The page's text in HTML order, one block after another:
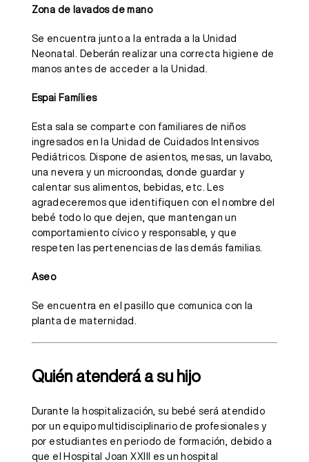
Zona de lavados de mano
Se encuentra junto a la entrada a la Unidad
Neonatal. Deberán realizar una correcta higiene de
manos antes de acceder a la Unidad.
Espai Famílies
Esta sala se comparte con familiares de niños
ingresados en la Unidad de Cuidados Intensivos
Pediátricos. Dispone de asientos, mesas, un lavabo,
una nevera y un microondas, donde guardar y
calentar sus alimentos, bebidas, etc. Les
agradeceremos que identifiquen con el nombre del
bebé todo lo que dejen, que mantengan un
comportamiento cívico y responsable, y que
respeten las pertenencias de las demás familias.
Aseo
Se encuentra en el pasillo que comunica con la
planta de maternidad.
Quién atenderá a su hijo
Durante la hospitalización, su bebé será atendido
por un equipo multidisciplinario de profesionales y
por estudiantes en periodo de formación, debido a
que el Hospital Joan XXIII es un hospital